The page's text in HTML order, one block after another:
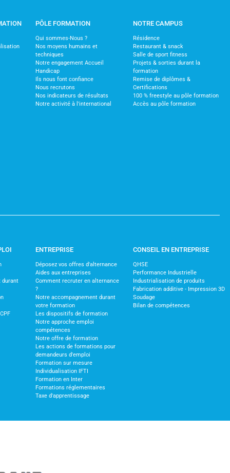
PÔLE FORMATION
Qui sommes-Nous ?
Nos moyens humains et
techniques
Notre engagement Accueil
Handicap
Ils nous font confiance
Nous recrutons
Nos indicateurs de résultats
Notre activité à l'international
NOTRE CAMPUS
Résidence
Restaurant & snack
Salle de sport fitness
Projets & sorties durant la
formation
Remise de diplômes &
Certifications
100 % freestyle au pôle formation
Accès au pôle formation
durant
ENTREPRISE
Déposez vos offres d'alternance
Aides aux entreprises
Comment recruter en alternance
?
Notre accompagnement durant
votre formation
Les dispositifs de formation
Notre approche emploi
compétences
Notre offre de formation
Les actions de formations pour
demandeurs d'emploi
Formation sur mesure
Individualisation IFTI
Formation en Inter
Formations réglementaires
Taxe d'apprentissage
CONSEIL EN ENTREPRISE
QHSE
Performance Industrielle
Industrialisation de produits
Fabrication additive - Impression 3D
Soudage
Bilan de compétences